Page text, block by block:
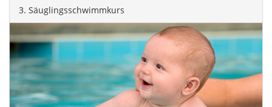
3. Säuglingsschwimmkurs